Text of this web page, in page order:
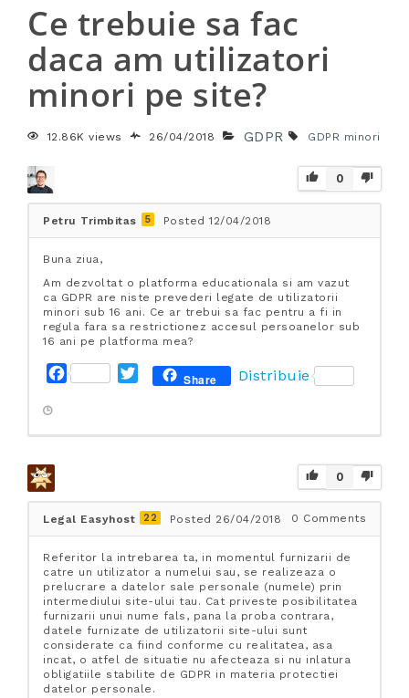
Ce trebuie sa fac
daca am utilizatori
minori pe site?
12.86K views 26/04/2018 GDPR GDPR minori
0
Petru Trimbitas 5 Posted 12/04/2018
Buna ziua,
Am dezvoltat o platforma educationala si am vazut
ca GDPR are niste prevederi legate de utilizatorii
minori sub 16 ani. Ce ar trebui sa fac pentru a fi in
regula fara sa restrictionez accesul persoanelor sub
16 ani pe platforma mea?
F
e
k
t
Share Distribuie
0
Legal Easyhost 22 Posted 26/04/2018 0 Comments
Referitor la intrebarea ta, in momentul furnizarii de
catre un utilizator a numelui sau, se realizeaza o
prelucrare a datelor sale personale (numele) prin
intermediului site-ului tau. Cat priveste posibilitatea
furnizarii unui nume fals, pana la proba contrara,
datele furnizate de utilizatorii site-ului sunt
considerate ca fiind conforme cu realitatea, asa
incat, o atfel de situatie nu afecteaza si nu inlatura
obligatiile stabilite de GDPR in materia protectiei
datelor personale.